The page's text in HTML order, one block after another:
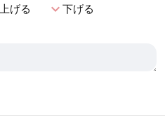
げる expand_more下げる